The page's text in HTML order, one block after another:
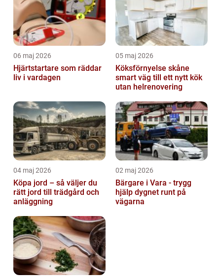
06 maj 2026
Hjärtstartare som räddar
liv i vardagen
05 maj 2026
Köksförnyelse skåne
smart väg till ett nytt kök
utan helrenovering
04 maj 2026
Köpa jord – så väljer du
rätt jord till trädgård och
anläggning
02 maj 2026
Bärgare i Vara - trygg
hjälp dygnet runt på
vägarna